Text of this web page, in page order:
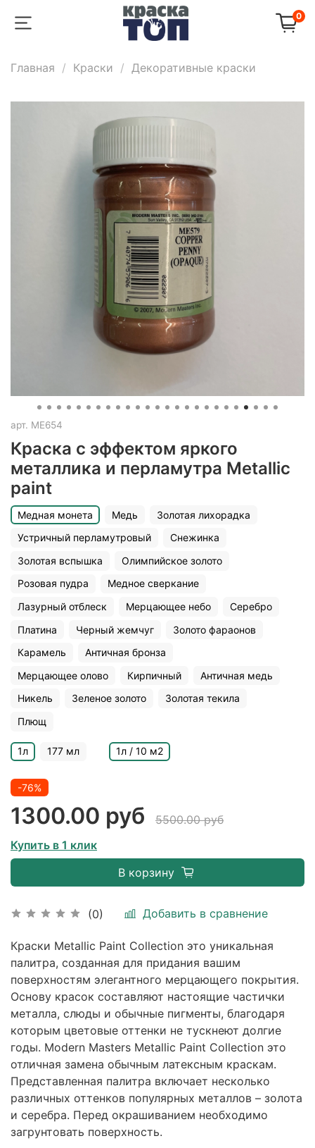
0
Главная Крaски Декоративные краски
арт. ME654
Краска с эффектом яркого
металлика и перламутра Metallic
paint
(0) Добавить в сравнение
Медная монета Медь
Золотая лихорадка
Устричный перламутровый
Снежинка
Золотая вспышка
Олимпийское золото
Розовая пудра
Медное сверкание
Лазурный отблеск
Мерцающее небо
Серебро
Платина
Черный жемчуг
Золото фараонов
Карамель
Античная бронза
Мерцающее олово
Кирпичный
Античная медь
Никель
Зеленое золото
Золотая текила
Плющ
1л 177 мл 1л / 10 м2
-76%
1300.00 руб
5500.00 руб
Купить в 1 клик
В корзину
Краски Metallic Paint Collection это уникальная
палитра, созданная для придания вашим
поверхностям элегантного мерцающего покрытия.
Основу красок составляют настоящие частички
металла, слюды и обычные пигменты, благодаря
которым цветовые оттенки не тускнеют долгие
годы. Мodern Мasters Metallic Paint Collection это
отличная замена обычным латексным краскам.
Представленная палитра включает несколько
различных оттенков популярных металлов – золота
и серебра. Перед окрашиванием необходимо
загрунтовать поверхность.